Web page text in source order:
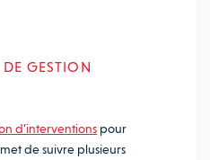
GESTION
d’interventions pour
de suivre plusieurs